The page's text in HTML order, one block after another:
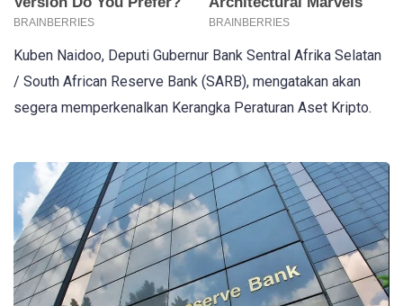
Kuben Naidoo, Deputi Gubernur Bank Sentral Afrika Selatan
/ South African Reserve Bank (SARB), mengatakan akan
segera memperkenalkan Kerangka Peraturan Aset Kripto.